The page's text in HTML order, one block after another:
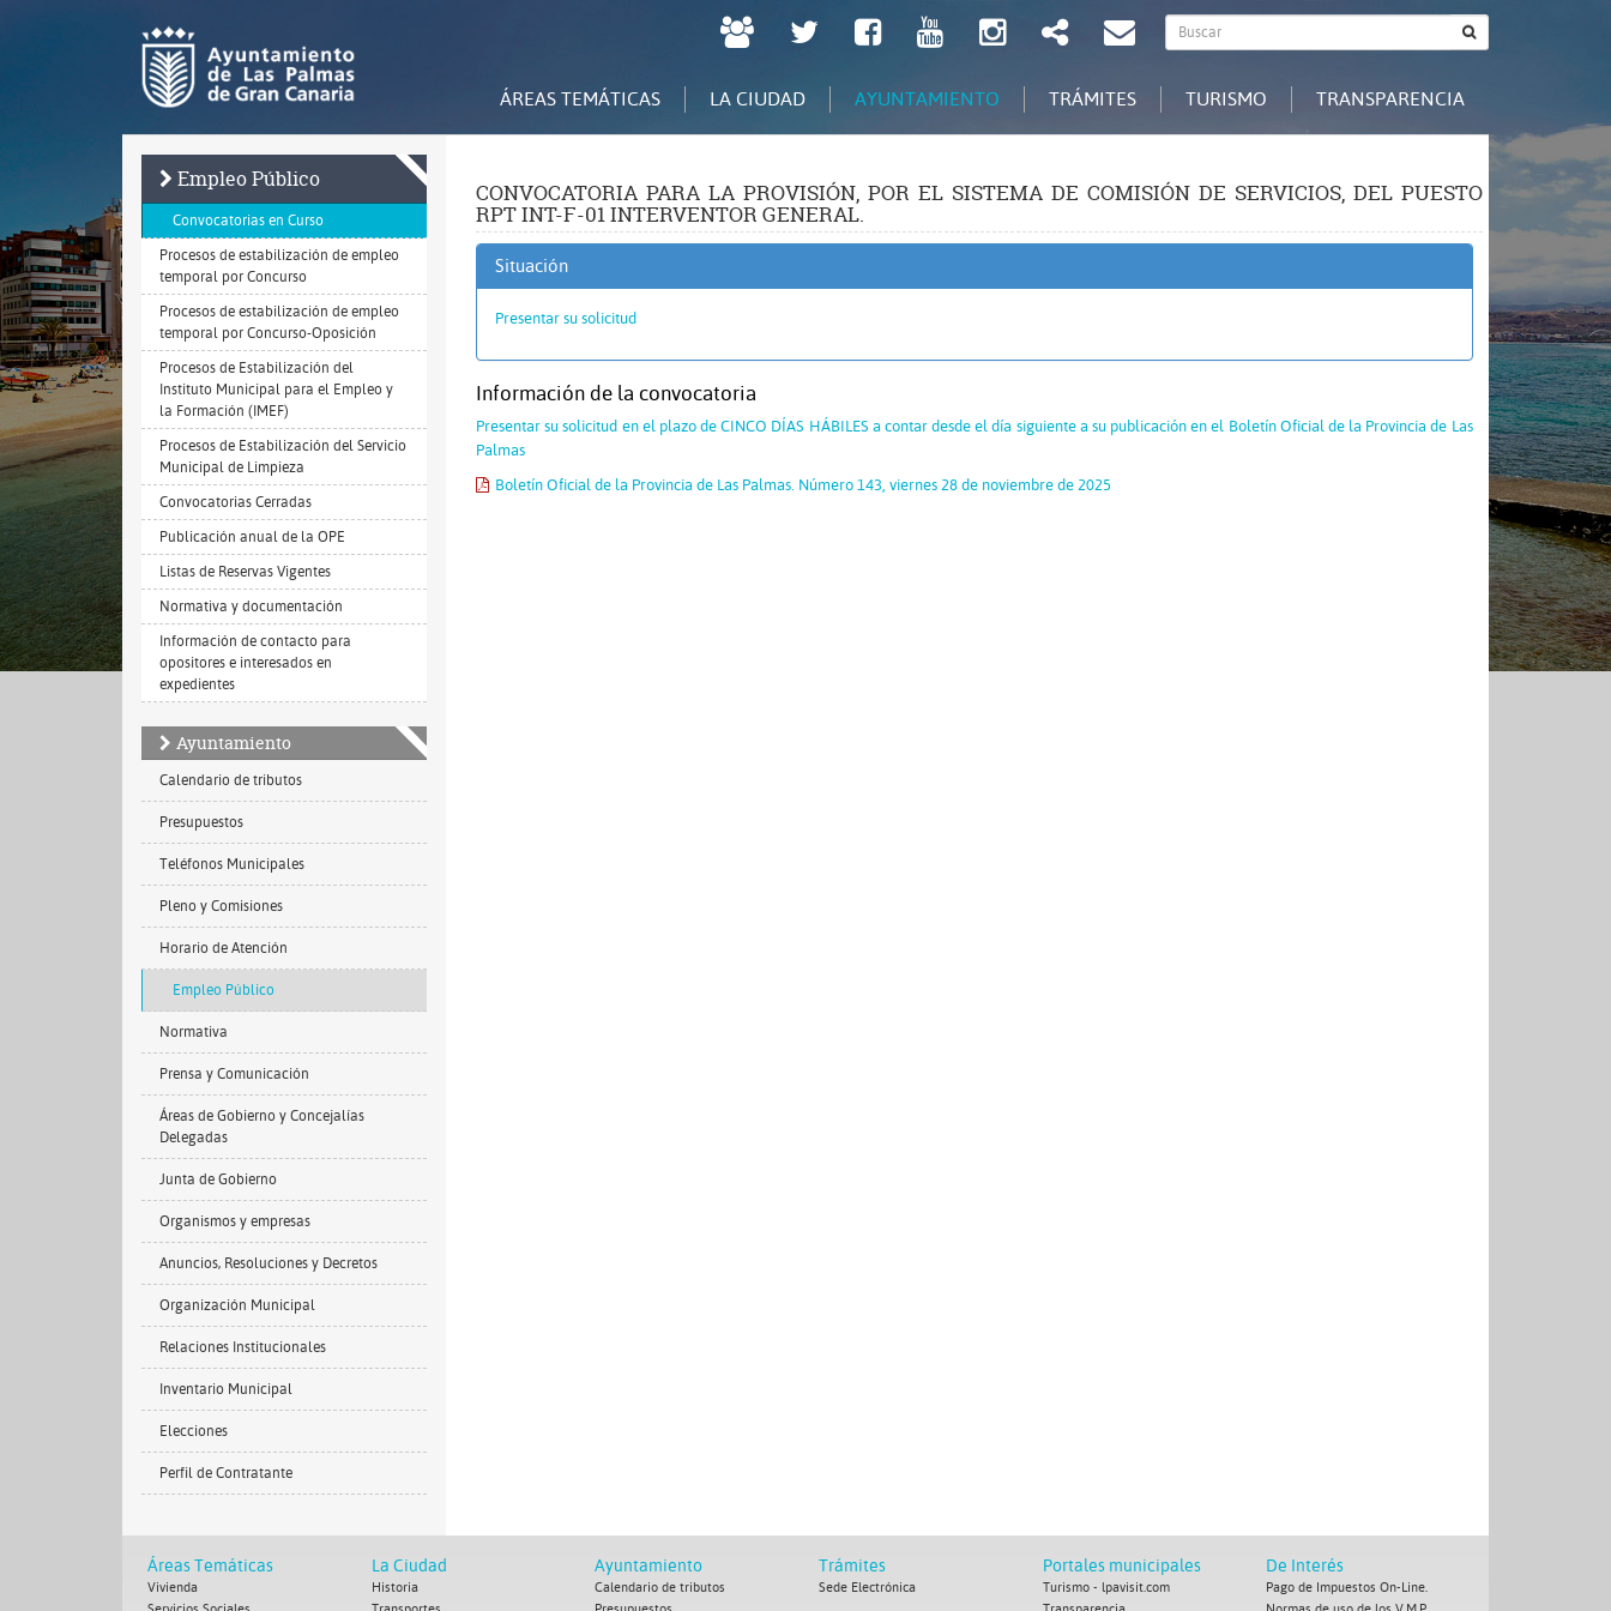
página
Buscador
general
Buscar
LPGCTwitterFacebook
YoutubeInstagram
Redes
Sociales
Contacto
ÁREAS TEMÁTICAS LA CIUDAD AYUNTAMIENTO TRÁMITES TURISMO TRANSPARENCIA
Empleo Público
Convocatorias en Curso
Procesos de estabilización de empleo
temporal por Concurso
Procesos de estabilización de empleo
temporal por Concurso-Oposición
Procesos de Estabilización del
Instituto Municipal para el Empleo y
la Formación (IMEF)
Procesos de Estabilización del Servicio
Municipal de Limpieza
Convocatorias Cerradas
Publicación anual de la OPE
Listas de Reservas Vigentes
Normativa y documentación
Información de contacto para
opositores e interesados en
expedientes
Ayuntamiento
Calendario de tributos
Presupuestos
Teléfonos Municipales
Pleno y Comisiones
Horario de Atención
Empleo Público
Normativa
Prensa y Comunicación
Áreas de Gobierno y Concejalías
Delegadas
Junta de Gobierno
Organismos y empresas
Anuncios, Resoluciones y Decretos
Organización Municipal
Relaciones Institucionales
Inventario Municipal
Elecciones
Perfil de Contratante
CONVOCATORIA PARA LA PROVISIÓN, POR EL SISTEMA DE COMISIÓN DE SERVICIOS, DEL PUESTO
RPT INT-F-01 INTERVENTOR GENERAL.
Situación
Presentar su solicitud
Información de la convocatoria
Presentar su solicitud en el plazo de CINCO DÍAS HÁBILES a contar desde el día siguiente a su publicación en el Boletín Oficial de la Provincia de Las
Palmas
Boletín Oficial de la Provincia de Las Palmas. Número 143, viernes 28 de noviembre de 2025
Áreas Temáticas
Vivienda
La Ciudad
Historia
Ayuntamiento
Calendario de tributos
Trámites
Sede Electrónica
Portales municipales
Turismo - lpavisit.com
De Interés
Pago de Impuestos On-Line.